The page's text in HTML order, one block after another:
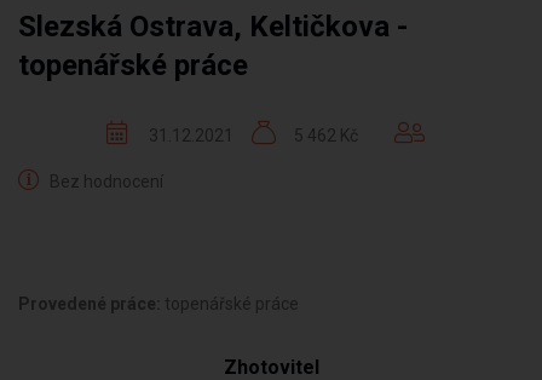
Slezská Ostrava, Keltičkova -
topenářské práce
31.12.2021 5 462 Kč
Bez hodnocení
Provedené práce: topenářské práce
Zhotovitel